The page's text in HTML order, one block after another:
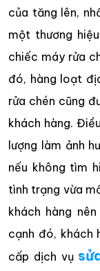
của tăng lên,
một thương
chiếc máy rửa
đó, hàng loạt
rửa chén cũng
khách hàng.
lượng làm ảnh
nếu không tìm
tình trạng vừa
khách hàng
cạnh đó, khách
cấp dịch vụ